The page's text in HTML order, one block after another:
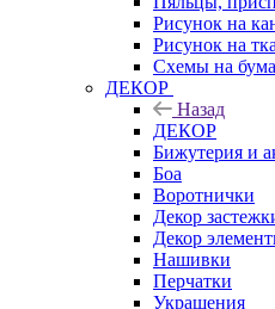
Рисунок на
Рисунок на
Схемы на
ДЕКОР
Назад
ДЕКОР
Бижутерия и
Боа
Воротнички
Декор
Декор
Нашивки
Перчатки
Украшения